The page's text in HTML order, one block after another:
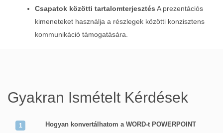
Csapatok közötti tartalomterjesztés A prezentációs
kimeneteket használja a részlegek közötti konzisztens
kommunikáció támogatására.
Gyakran Ismételt Kérdések
Hogyan konvertálhatom a WORD-t POWERPOINT